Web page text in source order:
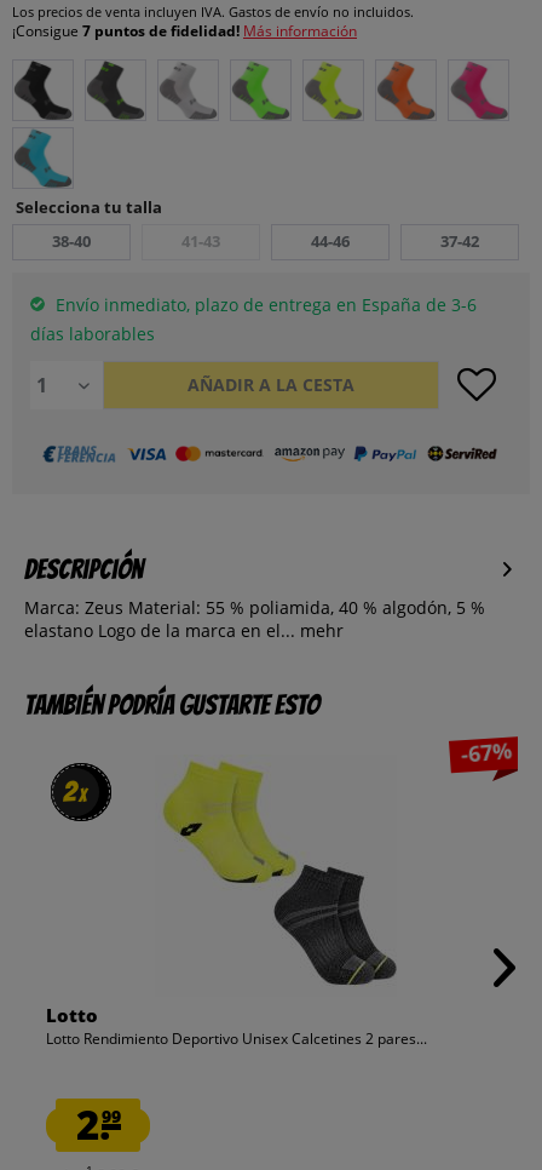
Los precios de venta incluyen IVA. Gastos de envío no incluidos.
¡Consigue 7 puntos de fidelidad! Más información
Selecciona tu talla
38-40
41-43 44-46 37-42
Envío inmediato, plazo de entrega en España de 3-6
días laborables
AÑADIR A LA CESTA
Descripción
Marca: Zeus Material: 55 % poliamida, 40 % algodón, 5 %
elastano Logo de la marca en el... mehr
También podría gustarte esto
2x
2x
-67%
Lotto
Lotto Rendimiento Deportivo Unisex Calcetines 2 pares...
2.99